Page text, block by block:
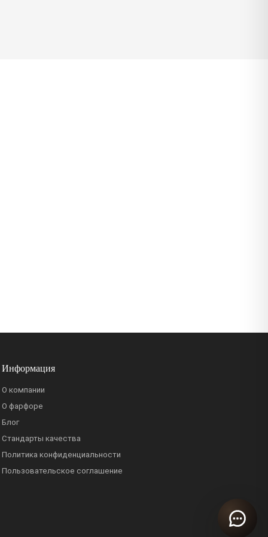
Информация
О компании
О фарфоре
Блог
Стандарты качества
Политика конфиденциальности
Пользовательское соглашение